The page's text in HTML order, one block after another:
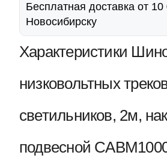
Бесплатная доставка от
Новосибирску
Характеристики
низковольтных
светильников, 2м,
подвесной